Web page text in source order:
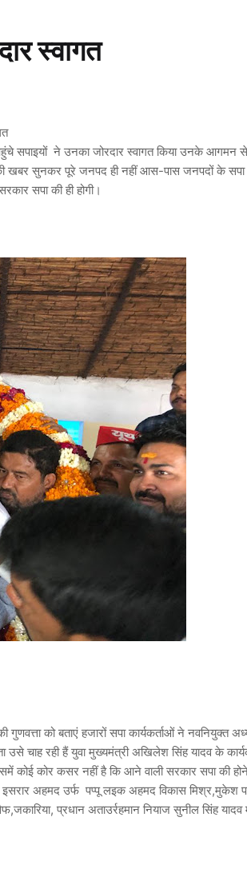
स्वागत
सपाइयों ने उनका जोरदार स्वागत किया उनके आगमन
खबर सुनकर पूरे जनपद ही नहीं आस-पास जनपदों के सपा
सपा की ही होगी।
को बताएं हजारों सपा कार्यकर्ताओं ने नवनियुक्त
उसे चाह रही हैं युवा मुख्यमंत्री अखिलेश सिंह यादव के
कोई कोर कसर नहीं है कि आने वाली सरकार सपा की
इसरार अहमद उर्फ पप्पू लइक अहमद विकास मिश्र,मुकेश
प्रधान अताउर्रहमान नियाज सुनील सिंह यादव